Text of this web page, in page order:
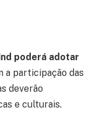
poderá adotar
a participação das
deverão
e culturais.